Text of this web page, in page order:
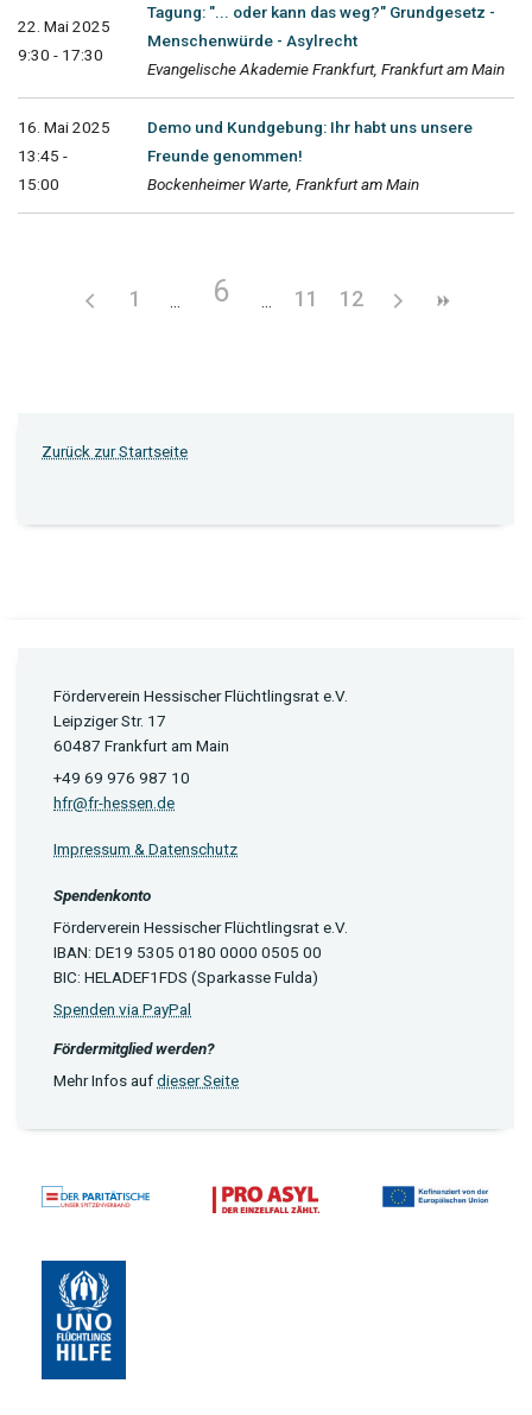
22. Mai 2025
9:30 - 17:30
Tagung: "... oder kann das weg?" Grundgesetz -
Menschenwürde - Asylrecht
Evangelische Akademie Frankfurt, Frankfurt am Main
16. Mai 2025
13:45 -
15:00
Demo und Kundgebung: Ihr habt uns unsere
Freunde genommen!
Bockenheimer Warte, Frankfurt am Main
1 6 11 12
Zurück zur Startseite
Förderverein Hessischer Flüchtlingsrat e.V.
Leipziger Str. 17
60487 Frankfurt am Main
+49 69 976 987 10
hfr@fr-hessen.de
Impressum & Datenschutz
Spendenkonto
Förderverein Hessischer Flüchtlingsrat e.V.
IBAN: DE19 5305 0180 0000 0505 00
BIC: HELADEF1FDS (Sparkasse Fulda)
Spenden via PayPal
Fördermitglied werden?
Mehr Infos aufdieser Seite